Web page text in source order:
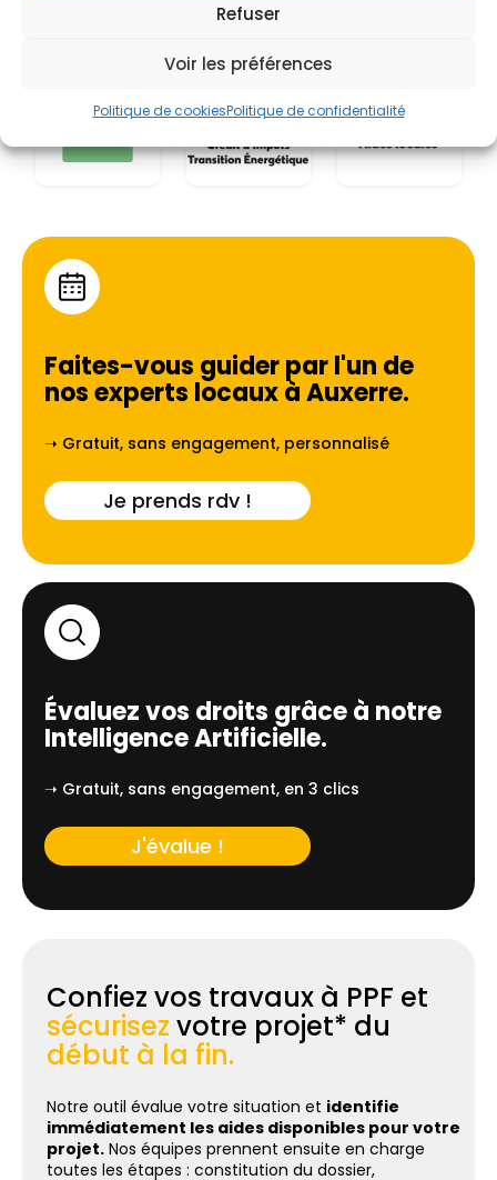
Refuser
Voir les préférences
Politique de cookiesPolitique de confidentialité
Faites-vous guider par l'un de
nos experts locaux àAuxerre.
➝ Gratuit, sans engagement, personnalisé
Je prends rdv !
Évaluez vos droits grâce à notre
Intelligence Artificielle.
➝ Gratuit, sans engagement, en 3 clics
J'évalue !
Confiez vos travaux à PPF et
sécurisez votre projet* du
début à la fin.
Notre outil évalue votre situation et identifie
immédiatement les aides disponibles pour votre
projet. Nos équipes prennent ensuite en charge
toutes les étapes : constitution du dossier,